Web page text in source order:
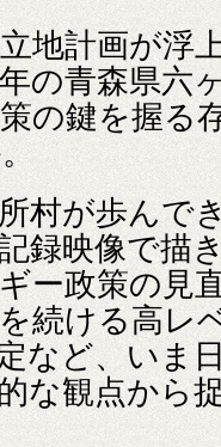
地計画が浮
の青森県六
の鍵を握る
村が歩んで
録映像で描
ー政策の見
続ける高レ
など、いま
な観点から